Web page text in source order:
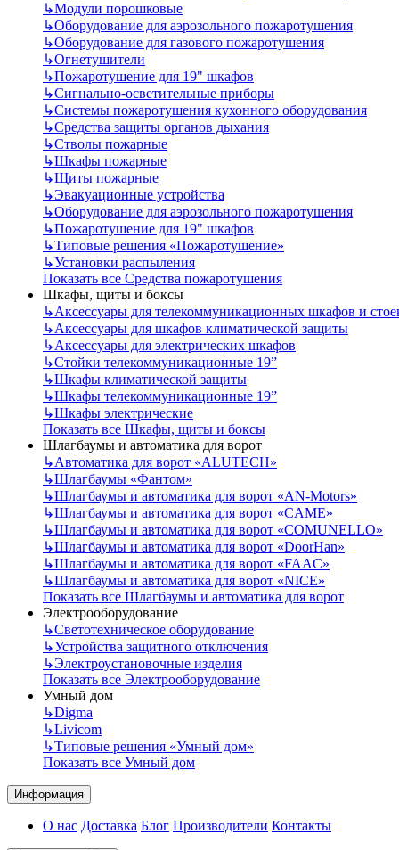
↳Модули порошковые
↳Оборудование для аэрозольного пожаротушения
↳Оборудование для газового пожаротушения
↳Огнетушители
↳Пожаротушение для 19" шкафов
↳Сигнально-осветительные приборы
↳Системы пожаротушения кухонного оборудования
↳Средства защиты органов дыхания
↳Стволы пожарные
↳Шкафы пожарные
↳Щиты пожарные
↳Эвакуационные устройства
↳Оборудование для аэрозольного пожаротушения
↳Пожаротушение для 19" шкафов
↳Типовые решения «Пожаротушение»
↳Установки распыления
Показать все Средства пожаротушения
Шкафы, щиты и боксы
↳Аксессуары для телекоммуникационных шкафов и
↳Аксессуары для шкафов климатической защиты
↳Аксессуары для электрических шкафов
↳Стойки телекоммуникационные 19”
↳Шкафы климатической защиты
↳Шкафы телекоммуникационные 19”
↳Шкафы электрические
Показать все Шкафы, щиты и боксы
Шлагбаумы и автоматика для ворот
↳Автоматика для ворот «ALUTECH»
↳Шлагбаумы «Фантом»
↳Шлагбаумы и автоматика для ворот «AN-Motors»
↳Шлагбаумы и автоматика для ворот «CAME»
↳Шлагбаумы и автоматика для ворот «COMUNELLO»
↳Шлагбаумы и автоматика для ворот «DoorHan»
↳Шлагбаумы и автоматика для ворот «FAAC»
↳Шлагбаумы и автоматика для ворот «NICE»
Показать все Шлагбаумы и автоматика для ворот
Электрооборудование
↳Светотехническое оборудование
↳Устройства защитного отключения
↳Электроустановочные изделия
Показать все Электрооборудование
Умный дом
↳Digma
↳Livicom
↳Типовые решения «Умный дом»
Показать все Умный дом
Информация
О нас Доставка Блог Производители Контакты